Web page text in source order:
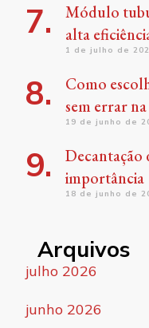
Módulo
alta
1 de julho de
Como
sem errar
19 de junho de
Decantação
importância
18 de junho de
Arquivos
julho 2026
junho 2026